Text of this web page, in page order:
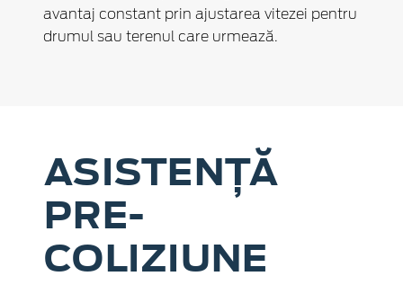
avantaj constant prin ajustarea vitezei pentru
drumul sau terenul care urmează.
ASISTENȚĂ
PRE-
COLIZIUNE